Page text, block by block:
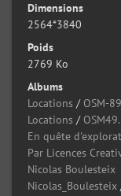
Dimensions
2564*3840
Poids
2769 Ko
Albums
Locations / OSM-
Locations /
En quête
Par Licences
Nicolas Boulesteix
Nicolas_Boulesteix